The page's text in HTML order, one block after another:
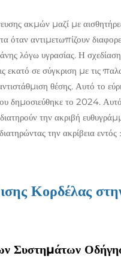
ακμών μαζί με αισθητήρες
αντιμετωπίζουν
λόγω υγρασίας. Η σχεδίαση
σε σύγκριση με τις
θέσης. Αυτό το
δημοσιεύθηκε το 2024.
την ακριβή
την ακρίβεια
Κορδέλας
Συστημάτων